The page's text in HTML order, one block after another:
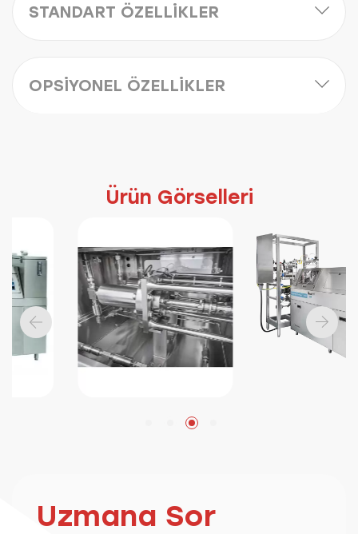
STANDART ÖZELLİKLER
OPSİYONEL ÖZELLİKLER
Ürün Görselleri
Uzmana Sor